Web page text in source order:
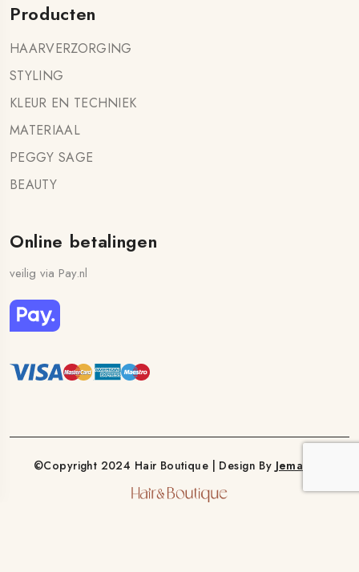
Producten
HAARVERZORGING
STYLING
KLEUR EN TECHNIEK
MATERIAAL
PEGGY SAGE
BEAUTY
Online betalingen
veilig via Pay.nl
©Copyright 2024 Hair Boutique | Design By Jemasoft